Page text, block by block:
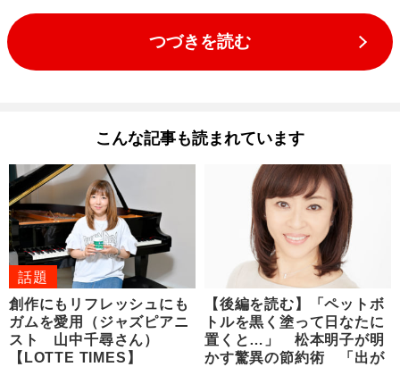
つづきを読む
こんな記事も読まれています
話題
創作にもリフレッシュにも
ガムを愛用（ジャズピアニ
スト 山中千尋さん）
【LOTTE TIMES】
【後編を読む】「ペットボ
トルを黒く塗って日なたに
置くと…」 松本明子が明
かす驚異の節約術 「出が